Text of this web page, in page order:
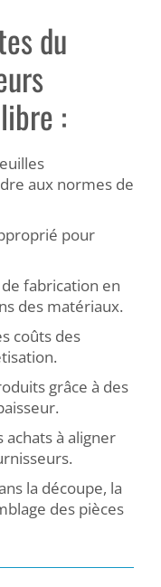
du
:
aux normes de
pour
fabrication en
des matériaux.
coûts des
grâce à des
achats à aligner
la découpe, la
des pièces